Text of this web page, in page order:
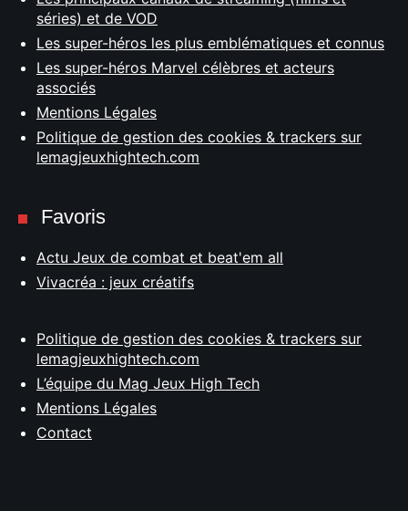
séries) et de VOD
Les super-héros les plus emblématiques et connus
Les super-héros Marvel célèbres et acteurs
associés
Mentions Légales
Politique de gestion des cookies & trackers sur
lemagjeuxhightech.com
Favoris
Actu Jeux de combat et beat'em all
Vivacréa : jeux créatifs
Politique de gestion des cookies & trackers sur
lemagjeuxhightech.com
L’équipe du Mag Jeux High Tech
Mentions Légales
Contact